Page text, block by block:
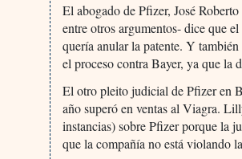
El abogado de Pfizer, José
entre otros argumentos- dice que
quería anular la patente. Y
el proceso contra Bayer, ya que la
El otro pleito judicial de Pfizer en
año superó en ventas al Viagra.
instancias) sobre Pfizer porque la
que la compañía no está violando